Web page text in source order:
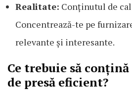
Realitate: Conținutul de
Concentrează-te pe
relevante și interesante.
Ce trebuie să
de presă eficient?